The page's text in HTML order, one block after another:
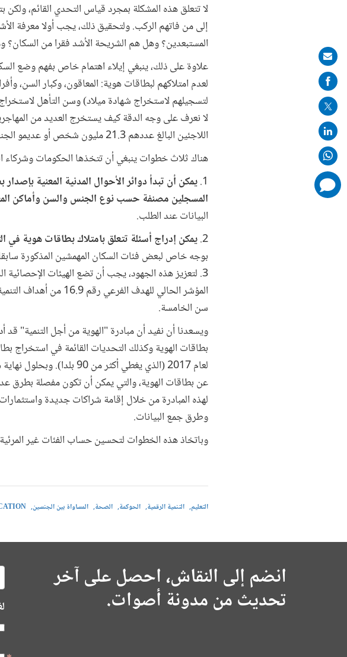
لا تتعلق هذه المشكلة بمجرد قياس التحدي القائم، ولكن
إلى من فاتهم الركب. ولتحقيق ذلك، يجب أولا معرفة
المستبعدين؟ وهل هم الشريحة الأشد فقرا من السكان؟
علاوة على ذلك، ينبغي إيلاء اهتمام خاص بفهم وضع
لعدم امتلاكهم لبطاقات هوية: المعاقون، وكبار السن،
اللاجئين البالغ عددهم 21.3 مليون شخص أو عديمو الجنسية (البدون) البالغ عددهم 10 ملايين شخص بطاقات الهوية الخاصة بهم.
هناك ثلاث خطوات ينبغي أن تتخذها الحكومات وشركاء
1. يمكن أن تبدأ دوائر الأحوال المدنية المعنية
المسجلين مصنفة حسب نوع الجنس والسن وأماكن
البيانات عند الطلب.
2. يمكن إدراج أسئلة تتعلق بامتلاك بطاقات هوية في
بوجه خاص لبعض فئات السكان المهمشين المذكورة
3. لتعزيز هذه الجهود، يجب أن تضع الهيئات
المؤشر الحالي للهدف
سن الخامسة.
ويسعدنا أن نفيد أن مبادرة "الهوية من أجل التنمية"
بطاقات الهوية وكذلك التحديات القائمة في استخراج
لعام 2017 (الذي يغطي
عن بطاقات الهوية، والتي يمكن أن تكون مفصلة بطرق
لهذه المبادرة من خلال إقامة شراكات جديدة
وطرق جمع البيانات.
وباتخاذ هذه الخطوات لتحسين حساب الفئات غير المرئية
التعليم التنمية الرقمية الحوكمة الصحة المساواة بين الجنسين
انضم إلى النقاش، احصل على آخر
تحديث من مدونة أصوات.
E-
Share
on
mail
comments
added